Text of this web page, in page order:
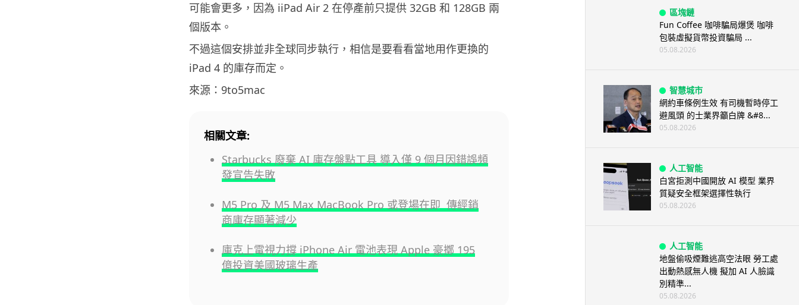
可能會更多，因為 iiPad Air 2 在停產前只提供 32GB 和 128GB 兩
個版本。
不過這個安排並非全球同步執行，相信是要看看當地用作更換的
iPad 4 的庫存而定。
來源：9to5mac
相關文章:
Starbucks 廢棄 AI 庫存盤點工具 導入僅 9 個月因錯誤頻
發宣告失敗
M5 Pro 及 M5 Max MacBook Pro 或登場在即 傳經銷
商庫存顯著減少
庫克上電視力撐 iPhone Air 電池表現 Apple 豪擲 195
億投資美國玻璃生產
區塊鏈
Fun Coffee 咖啡騙局爆煲 咖啡
包裝虛擬貨幣投資騙局 ...
05.08.2026
智慧城市
網約車條例生效 有司機暫時停工
避風頭 的士業界籲白牌 &#8...
05.08.2026
人工智能
白宮拒測中國開放 AI 模型 業界
質疑安全框架選擇性執行
05.08.2026
人工智能
地盤偷吸煙難逃高空法眼 勞工處
出動熱感無人機 擬加 AI 人臉識
別精準...
05.08.2026